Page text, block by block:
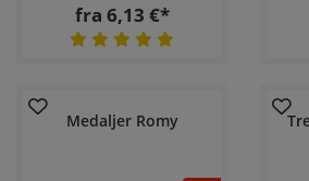
fra 6,13 €*
Medaljer Romy